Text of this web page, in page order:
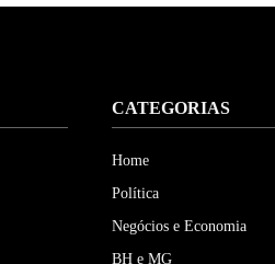
CATEGORIAS
Home
Política
Negócios e Economia
BH e MG